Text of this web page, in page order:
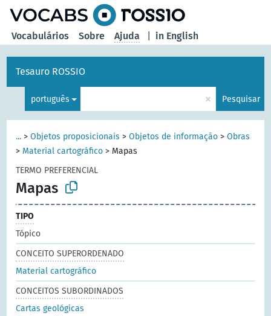
in English
Vocabulários Sobre Ajuda
Tesauro ROSSIO
português × Pesquisar
... >Objetos proposicionais >Objetos de informação >Obras
> Material cartográfico > Mapas
TERMO PREFERENCIAL
Mapas
TIPO
Tópico
CONCEITO SUPERORDENADO
Material cartográfico
CONCEITOS SUBORDINADOS
Cartas geológicas